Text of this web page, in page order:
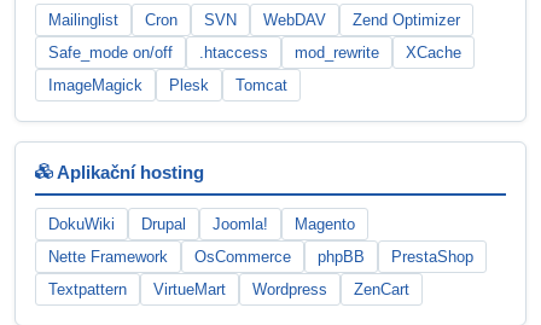
Mailinglist Cron SVN WebDAV
Zend Optimizer
Safe_mode on/off
.htaccess mod_rewrite
XCache
ImageMagick
Plesk Tomcat
Aplikační hosting
DokuWiki Drupal Joomla!
Magento
Nette Framework
OsCommerce phpBB
PrestaShop
Textpattern
VirtueMart Wordpress ZenCart